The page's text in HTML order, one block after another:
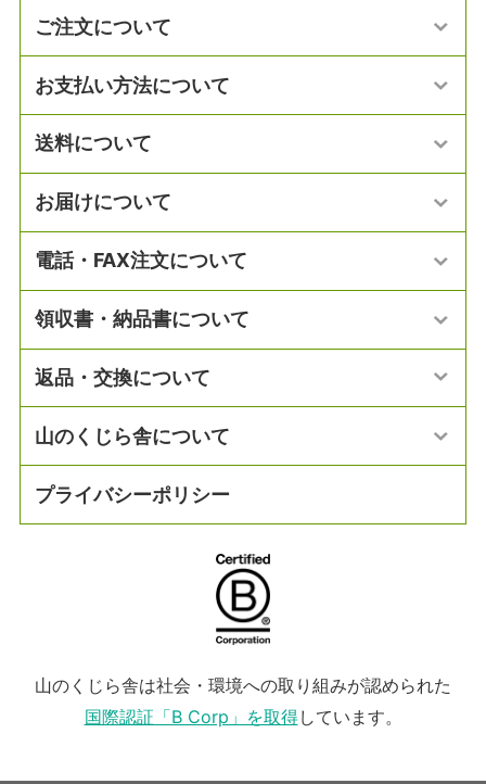
ご注文について
お支払い方法について
送料について
お届けについて
電話・FAX注文について
領収書・納品書について
返品・交換について
山のくじら舎について
プライバシーポリシー
山のくじら舎は社会・環境への取り組みが認められた
国際認証「B Corp」を取得しています。